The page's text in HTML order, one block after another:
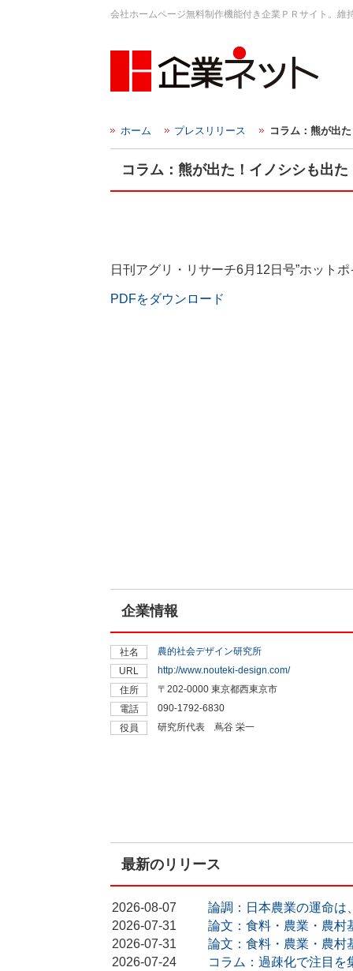
会社ホームページ無料制作機能付き企業ＰＲサイト。
ホーム プレスリリース コラム：熊が出
コラム：熊が出た！イノシシも出た
日刊アグリ・リサーチ6月12日号”ホット
PDFをダウンロード
企業情報
社名
農的社会デザイン研究所
URL
http://www.nouteki-design.com/
住所
〒202-0000 東京都西東京市
電話
090-1792-6830
役員
研究所代表 蔦谷 栄一
最新のリリース
2026-08-07
論調：日本農業の運命は
2026-07-31
論文：食料・農業・農
2026-07-31
論文：食料・農業・農
2026-07-24
コラム：過疎化で注目を